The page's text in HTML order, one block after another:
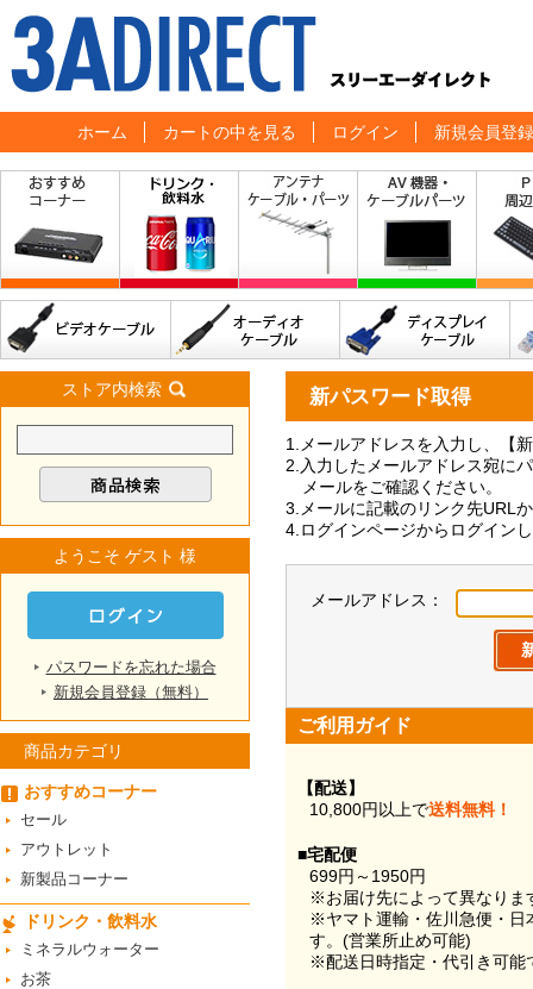
ホーム カートの中を見る ログイン 新規会員登録
新パスワード取得
1.メールアドレスを入力し、【
2.入力したメールアドレス宛に
メールをご確認ください。
3.メールに記載のリンク先URL
4.ログインページからログイン
メールアドレス：
ご利用ガイド
【配送】
10,800円以上で送料無料！
■宅配便
699円～1950円
※お届け先によって異なりま
※ヤマト運輸・佐川急便・日
す。(営業所止め可能)
※配送日時指定・代引き可能
ストア内検索
ようこそ ゲスト 様
パスワードを忘れた場合
新規会員登録（無料）
商品カテゴリ
おすすめコーナー
セール
アウトレット
新製品コーナー
ドリンク・飲料水
ミネラルウォーター
お茶